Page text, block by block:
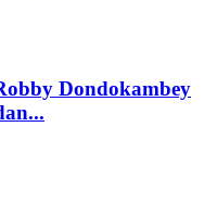
Dondokambey